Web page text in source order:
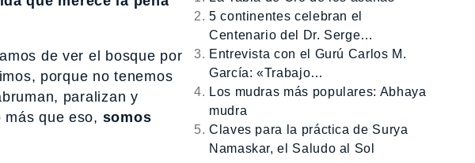
de ver el bosque por
porque no tenemos
paralizan y
que eso, somos
5 continentes celebran el
Centenario del Dr. Serge…
Entrevista con el Gurú Carlos M.
García: «Trabajo…
Los mudras más populares: Abhaya
mudra
Claves para la práctica de Surya
Namaskar, el Saludo al Sol